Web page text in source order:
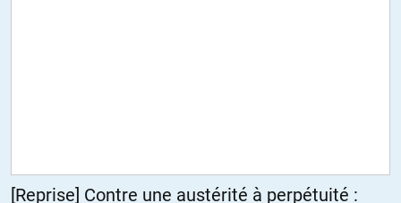
[Reprise] Contre une austérité à perpétuité :